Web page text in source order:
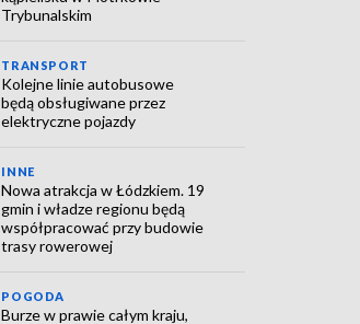
Trybunalskim
TRANSPORT
Kolejne linie autobusowe
będą obsługiwane przez
elektryczne pojazdy
INNE
Nowa atrakcja w Łódzkiem. 19
gmin i władze regionu będą
współpracować przy budowie
trasy rowerowej
POGODA
Burze w prawie całym kraju,